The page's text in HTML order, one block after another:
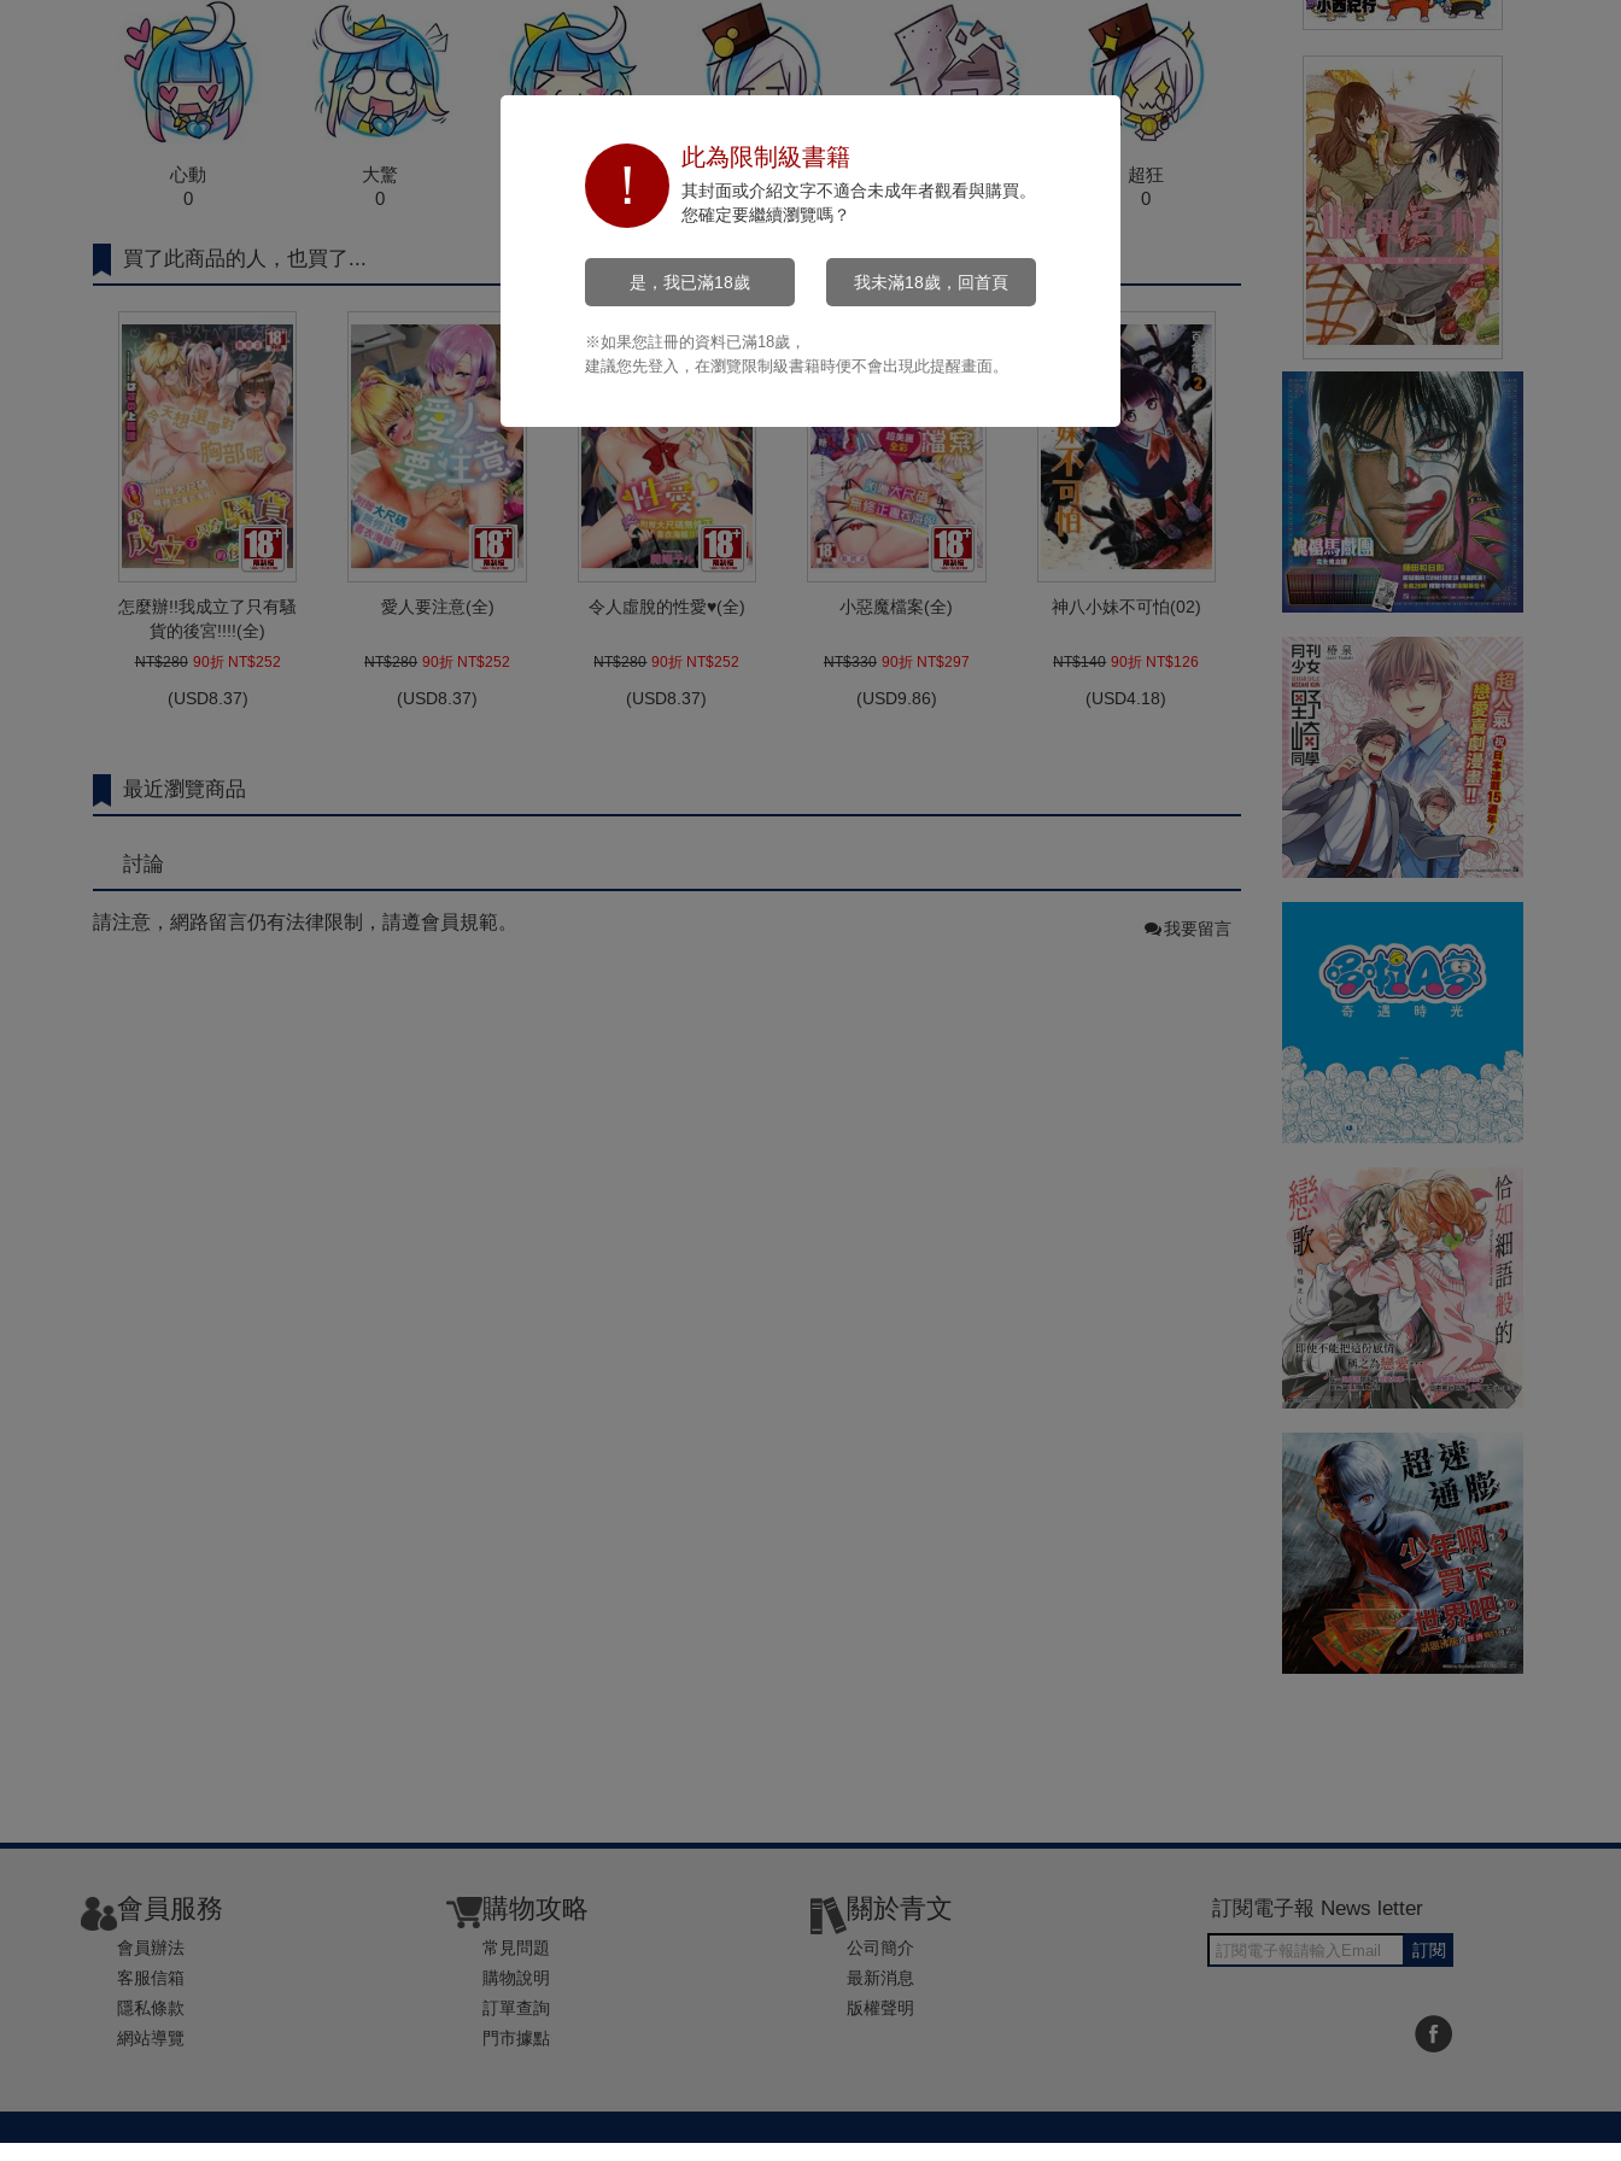
心動
0
大驚
0
開心
沉默
0
0
超狂
0
買了此商品的人，也買了...
怎麼辦!!我成立了只有騷
貨的後宮!!!!(全)
NT$280 90折 NT$252
(USD8.37)
愛人要注意(全)
NT$280 90折 NT$252
(USD8.37)
令人虛脫的性愛♥(全)
NT$280 90折 NT$252
(USD8.37)
小惡魔檔案(全)
NT$330 90折 NT$297
(USD9.86)
神八小妹不可怕(02)
NT$140 90折 NT$126
(USD4.18)
最近瀏覽商品
討論
請注意，網路留言仍有法律限制，請遵會員規範。 我要留言
妖怪手錶(18)
NT$99 91折 NT$90 (USD2.99)
堀與宮村(17)特別版
NT$140 90折 NT$126 (USD4.18)
此為限制級書籍
其封面或介紹文字不適合未成年者觀看與購買。
您確定要繼續瀏覽嗎？
是，我已滿18歲 我未滿18歲，回首頁
※如果您註冊的資料已滿18歲，
建議您先登入，在瀏覽限制級書籍時便不會出現此提醒畫面。
會員服務
會員辦法
客服信箱
隱私條款
網站導覽
購物攻略
常見問題
購物說明
訂單查詢
門市據點
關於青文
公司簡介
最新消息
版權聲明
訂閱電子報 News letter
訂閱